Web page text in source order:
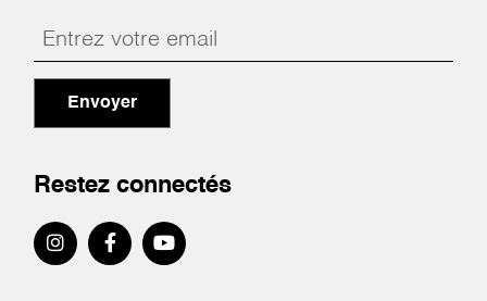
Envoyer
Restez connectés